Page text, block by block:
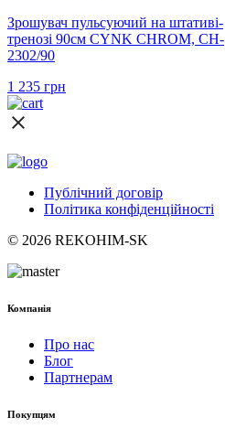
Зрошувач пульсуючий на штативі-
тренозі 90см CYNK CHROM, CH-
2302/90
1 235 грн
Публічний договір
Політика конфіденційності
© 2026 REKOHIM-SK
Компанія
Про нас
Блог
Партнерам
Покупцям